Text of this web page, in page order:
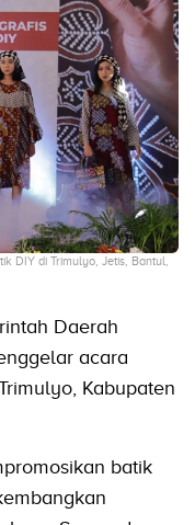
DIY di Trimulyo, Jetis, Bantul,
Daerah
acara
Kabupaten
batik